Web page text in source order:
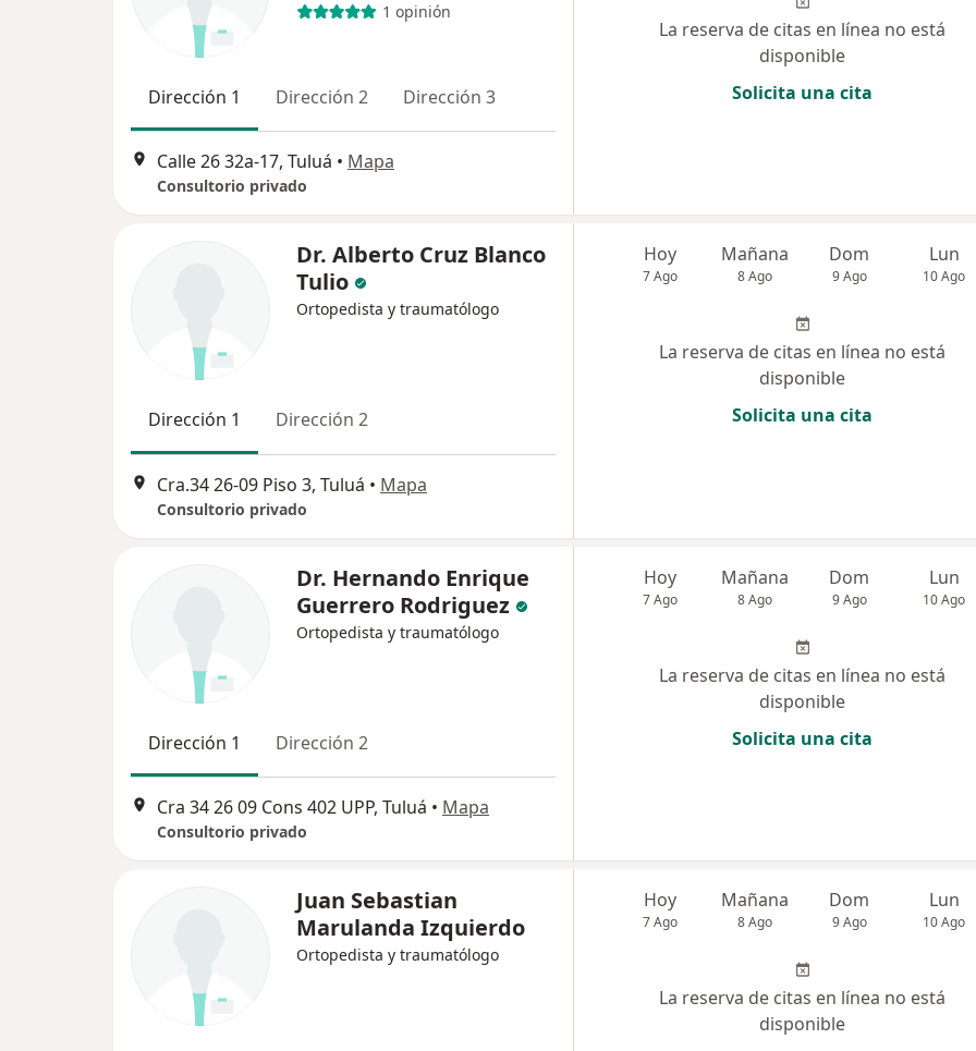
1 opinión
Dirección 1 Dirección 2 Dirección 3
Calle 26 32a-17, Tuluá • Mapa
Consultorio privado
La reserva de citas en línea no está
disponible
Solicita una cita
Dr. Alberto Cruz Blanco
Tulio
Ortopedista y traumatólogo
Dirección 1 Dirección 2
Cra.34 26-09 Piso 3, Tuluá • Mapa
Consultorio privado
Hoy
7 Ago
Mañana
8 Ago
Dom
9 Ago
Lun
10 Ago
La reserva de citas en línea no está
disponible
Solicita una cita
Dr. Hernando Enrique
Guerrero Rodriguez
Ortopedista y traumatólogo
Dirección 1 Dirección 2
Cra 34 26 09 Cons 402 UPP, Tuluá • Mapa
Consultorio privado
Hoy
7 Ago
Mañana
8 Ago
Dom
9 Ago
Lun
10 Ago
La reserva de citas en línea no está
disponible
Solicita una cita
Juan Sebastian
Marulanda Izquierdo
Ortopedista y traumatólogo
Hoy
7 Ago
Mañana
8 Ago
Dom
9 Ago
Lun
10 Ago
La reserva de citas en línea no está
disponible